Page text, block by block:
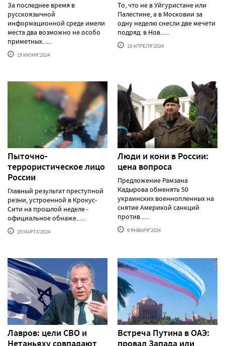
За последнее время в
русскоязычной
информационной среде имели
места два возможно не особо
приметных......
19 ИЮНЯ'2024
То, что не в Уйгуристане или
Палестине, а в Московии за
одну неделю снесли две мечети
подряд: в Нов......
19 АПРЕЛЯ'2024
Пыточно-
террористическое лицо
России
Главный результат преступной
резни, устроенной в Крокус-
Сити на прошлой неделе -
официальное обнаже......
25 МАРТА'2024
Люди и кони в России:
цена вопроса
Предложение Рамзана
Кадырова обменять 50
украинских военнопленных на
снятие Америкой санкций
против......
6 ЯНВАРЯ'2024
Лавров: цели СВО и
Нетаньяху совпадают
Встреча Путина в ОАЭ:
провал Запада или